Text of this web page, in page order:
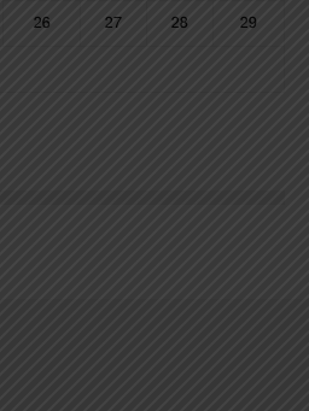
26 27 28 29